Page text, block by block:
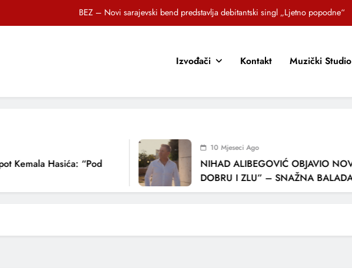
BEZ – Novi sarajevski bend predstavlja debitantski singl „Ljetno popodne“
DJEČIJI HOR SUNCOKRETI KROZ PJESMU POZVALI MALIŠANE NA DOBRE NAVIKE
DJEČIJI HOR SUNCOKRETI KROZ PJESMU POZVALI MALIŠANE NA DOBRE NAVIKE
Izvođači Kontakt Muzički Studio
Hasića: “Pod
10 Mjeseci Ago
NIHAD ALIBEGOVIĆ OBJAVIO
DOBRU I ZLU” – SNAŽNA BALADA
LJUBAVI I VREMENU KOJE NAS